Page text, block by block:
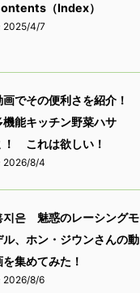
（Index）
2025/4/7
画でその便利さを紹介！
機能キッチン野菜ハサ
！ これは欲しい！
2026/8/4
지은 魅惑のレーシングモ
ル、ホン・ジウンさんの動
を集めてみた！
2026/8/6